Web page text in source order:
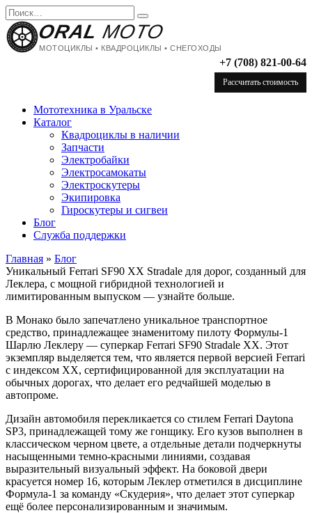
Перейти
к
содержанию
Search
for:
ORAL MOTO
МОТОЦИКЛЫ • КВАДРОЦИКЛЫ • СНЕГОХОДЫ
+7 (708) 821-00-64
Рассчитать стоимость
Мототехника в Уральске
Каталог
Квадроциклы в наличии
Запчасти
Электробайки
Электросамокаты
Электроскутеры
Экипировка
Гироскутеры и сигвеи
Блог
Служба поддержки
Главная » Блог
Уникальный Ferrari SF90 XX Stradale для дорог, созданный для
Леклера, с мощной гибридной технологией и
лимитированным выпуском — узнайте больше.
В Монако было запечатлено уникальное транспортное
средство, принадлежащее знаменитому пилоту Формулы-1
Шарлю Леклеру — суперкар Ferrari SF90 Stradale XX. Этот
экземпляр выделяется тем, что является первой версией Ferrari
с индексом XX, сертифицированной для эксплуатации на
обычных дорогах, что делает его редчайшей моделью в
автопроме.
Дизайн автомобиля перекликается со стилем Ferrari Daytona
SP3, принадлежащей тому же гонщику. Его кузов выполнен в
классическом черном цвете, а отдельные детали подчеркнуты
насыщенными темно-красными линиями, создавая
выразительный визуальный эффект. На боковой двери
красуется номер 16, которым Леклер отметился в дисциплине
Формула-1 за команду «Скудерия», что делает этот суперкар
ещё более персонализированным и значимым.